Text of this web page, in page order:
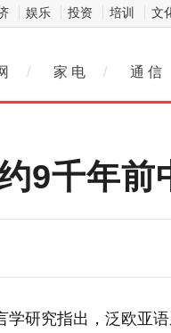
娱乐 投资 培训 文
/ 家 电 / 通 信
9千年
学研究指出，泛欧亚